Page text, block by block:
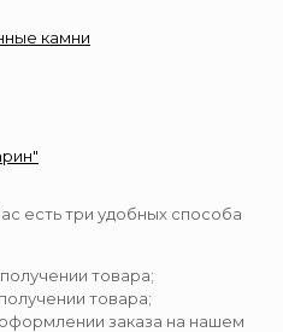
камни
есть три удобных способа
товара;
товара;
заказа на нашем